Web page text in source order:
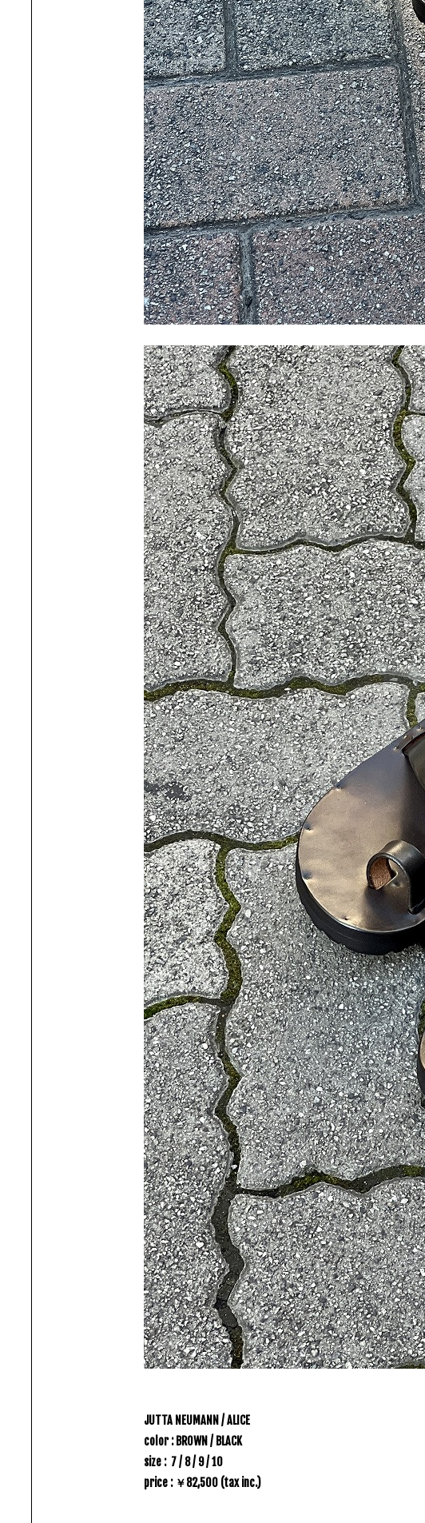
JUTTA NEUMANN / ALICE
color : BROWN / BLACK
size : 7 / 8 / 9 / 10
price : ￥82,500 (tax inc.)